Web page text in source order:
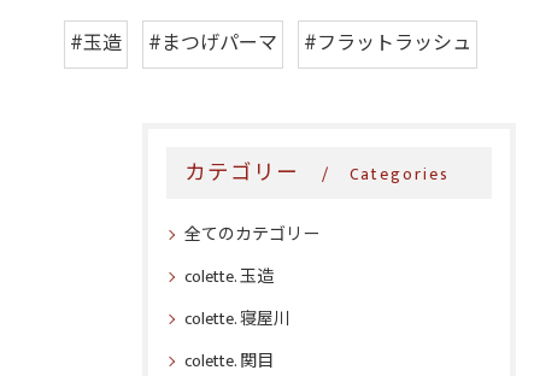
#玉造 #まつげパーマ #フラットラッシュ
カテゴリー Categories
全てのカテゴリー
colette. 玉造
colette. 寝屋川
colette. 関目